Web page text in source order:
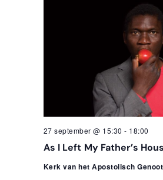
As I Left My Father’s
27 september @ 15:30 - 18:00
Kerk van het Apostolisch